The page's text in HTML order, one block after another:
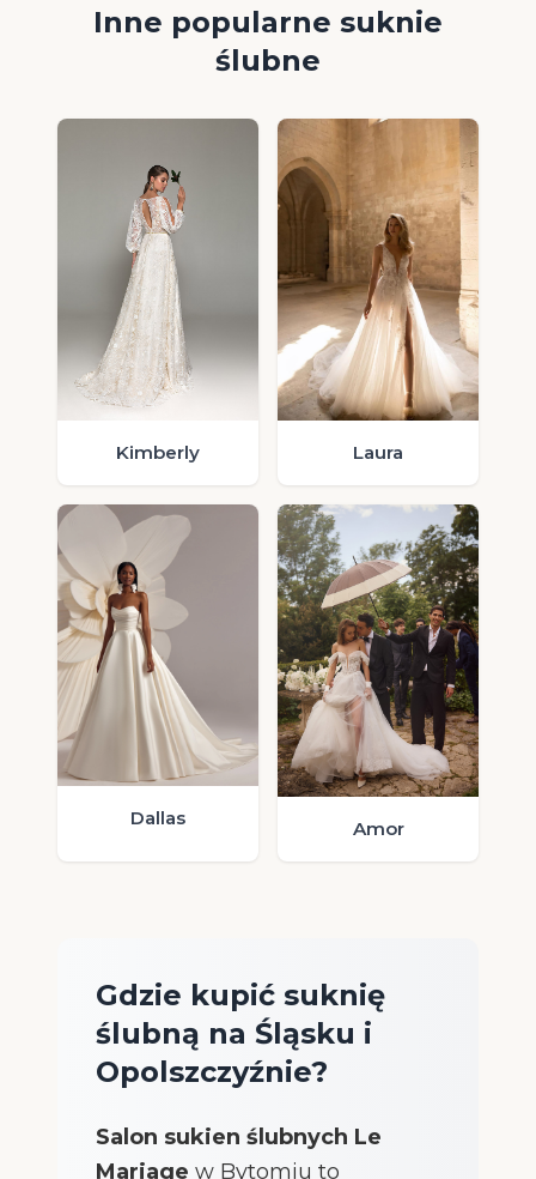
Inne popularne suknie
ślubne
Kimberly Laura
Dallas Amor
Gdzie kupić suknię
ślubną na Śląsku i
Opolszczyźnie?
Salon sukien ślubnych Le
Mariage w Bytomiu to